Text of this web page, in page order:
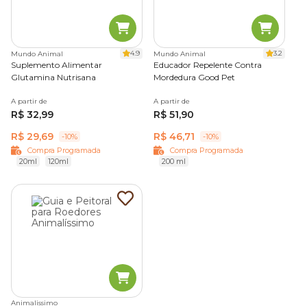
Mundo Animal 4.9
Suplemento Alimentar
Glutamina Nutrisana
A partir de
R$ 32,99
R$ 29,69
-10%
Compra Programada
20ml
120ml
Mundo Animal 3.2
Educador Repelente Contra
Mordedura Good Pet
A partir de
R$ 51,90
R$ 46,71
-10%
Compra Programada
200 ml
Animalissimo